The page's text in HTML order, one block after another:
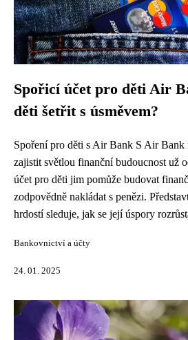
Spořicí účet pro děti Air
děti šetřit s úsměvem?
Spoření pro děti s Air Bank S Air Bank
zajistit světlou finanční budoucnost už
účet pro děti jim pomůže budovat
zodpovědně nakládat s penězi.
hrdostí sleduje, jak se její úspory
Bankovnictví a účty
24. 01. 2025